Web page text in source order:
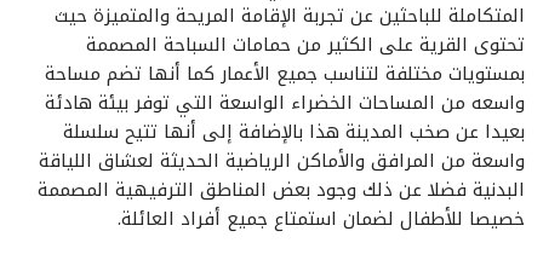
المتكاملة للباحثين عن تجربة الإقامة المريحة والمتميزة حيث
تحتوى القرية على الكثير من حمامات السباحة المصممة
بمستويات مختلفة لتناسب جميع الأعمار كما أنها تضم مساحة
واسعه من المساحات الخضراء الواسعة التي توفر بيئة هادئة
بعيدا عن صخب المدينة هذا بالإضافة إلى أنها تتيح سلسلة
واسعة من المرافق والأماكن الرياضية الحديثة لعشاق اللياقة
البدنية فضلا عن ذلك وجود بعض المناطق الترفيهية المصممة
خصيصا للأطفال لضمان استمتاع جميع أفراد العائلة.